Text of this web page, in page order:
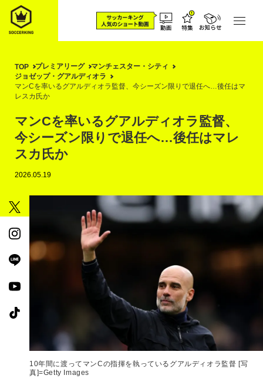
TOP プレミアリーグ
マンチェスター・シティ
ジョゼップ・グアルディオラ
マンCを率いるグアルディオラ監督、今シーズン限りで退任へ…後任はマ
レスカ氏か
マンCを率いるグアルディオラ監督、
今シーズン限りで退任へ…後任はマレ
スカ氏か
2026.05.19
10年間に渡ってマンCの指揮を執っているグアルディオラ監督 [写
真]=Getty Images